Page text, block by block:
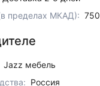
пределах МКАД): 750
Jazz мебель
Россия